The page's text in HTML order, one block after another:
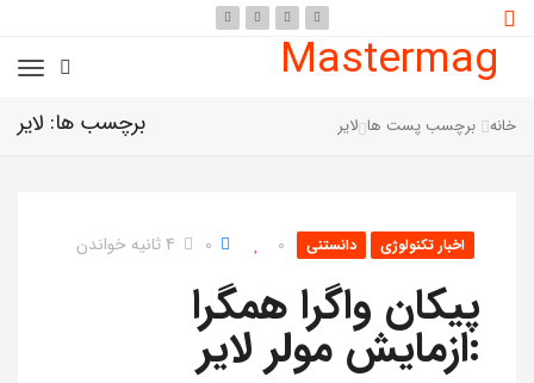
Mastermag
برچسب ها: لایر خانه برچسب پست ها لایر
اخبار تکنولوژی دانستنی 0
0 4 ثانیه خواندن
پیکان واگرا همگرا
:ازمایش مولر لایر